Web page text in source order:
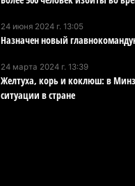
24 июня 2024 г. 13:05
Назначен новый
24 марта 2024 г. 13:39
Желтуха, корь и коклюш: в
ситуации в стране